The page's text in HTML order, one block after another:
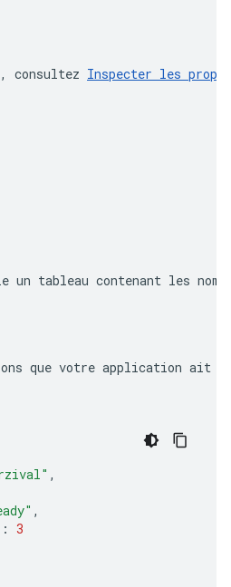
consultez Inspecter les
un tableau contenant les
que votre application
,
,
: 3